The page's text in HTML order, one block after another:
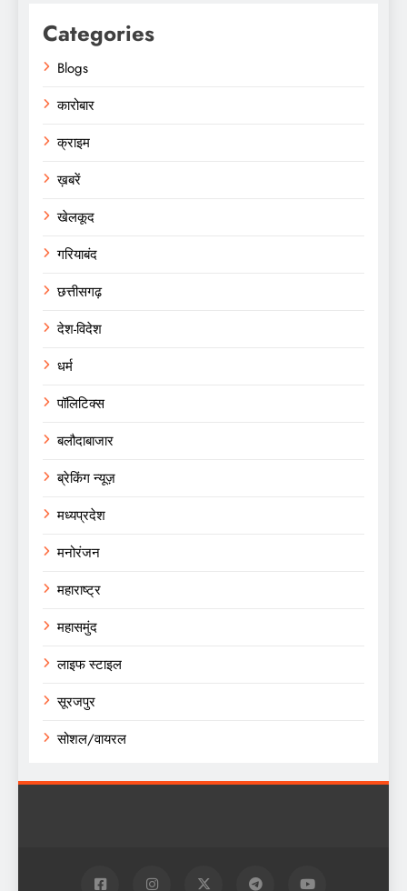
Categories
Blogs
कारोबार
क्राइम
ख़बरें
खेलकूद
गरियाबंद
छत्तीसगढ़
देश-विदेश
धर्म
पॉलिटिक्स
बलौदाबाजार
ब्रेकिंग न्यूज़
मध्यप्रदेश
मनोरंजन
महाराष्ट्र
महासमुंद
लाइफ स्टाइल
सूरजपुर
सोशल/वायरल